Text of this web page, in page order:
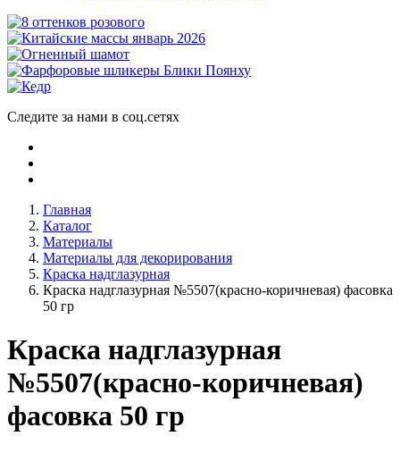
Следите за нами в соц.сетях
Главная
Каталог
Материалы
Материалы для декорирования
Краска надглазурная
Краска надглазурная №5507(красно-коричневая) фасовка
50 гр
Краска надглазурная
№5507(красно-коричневая)
фасовка 50 гр